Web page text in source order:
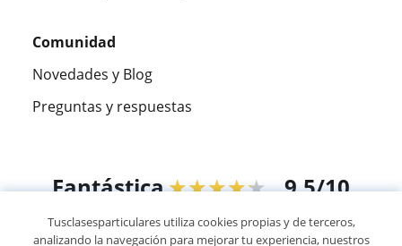
Comunidad
Novedades y Blog
Preguntas y respuestas
Fantástica★★★★★ 9,5/10
305915opiniones de alumnos
Tusclasesparticulares utiliza cookies propias y de terceros,
analizando la navegación para mejorar tu experiencia, nuestros